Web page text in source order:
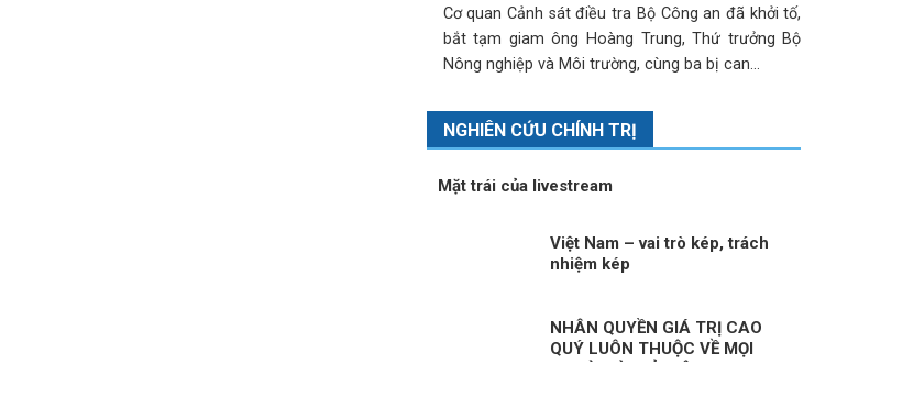
Cơ quan Cảnh sát điều tra Bộ Công an đã khởi tố,
bắt tạm giam ông Hoàng Trung, Thứ trưởng Bộ
Nông nghiệp và Môi trường, cùng ba bị can...
NGHIÊN CỨU CHÍNH TRỊ
Mặt trái của livestream
Việt Nam – vai trò kép, trách
nhiệm kép
NHÂN QUYỀN GIÁ TRỊ CAO
QUÝ LUÔN THUỘC VỀ MỌI